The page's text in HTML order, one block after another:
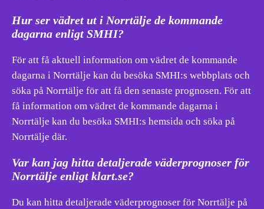
Hur ser vädret ut i Norrtälje de kommande
dagarna enligt SMHI?
För att få aktuell information om vädret de kommande
dagarna i Norrtälje kan du besöka SMHI:s webbplats och
söka på Norrtälje för att få den senaste prognosen. För att
få information om vädret de kommande dagarna i
Norrtälje kan du besöka SMHI:s hemsida och söka på
Norrtälje där.
Var kan jag hitta detaljerade väderprognoser för
Norrtälje enligt klart.se?
Du kan hitta detaljerade väderprognoser för Norrtälje på